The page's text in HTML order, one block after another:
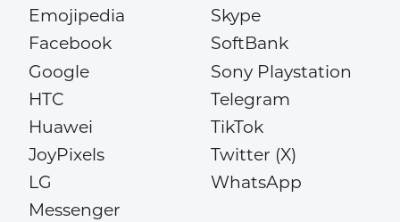
Emojipedia
Facebook
Google
HTC
Huawei
JoyPixels
LG
Messenger
Skype
SoftBank
Sony Playstation
Telegram
TikTok
Twitter (X)
WhatsApp